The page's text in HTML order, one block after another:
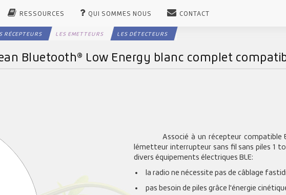
RÉCEPTEURS LES EMETTEURS LES DÉTECTEURS
RESSOURCES QUI SOMMES NOUS CONTACT
Bluetooth® Low Energy blanc complet
Associé à un récepteur compatible
lémetteur interrupteur sans fil sans piles 1
divers équipements électriques BLE:
la radio ne nécessite pas de câblage
pas besoin de piles grâce l'énergie